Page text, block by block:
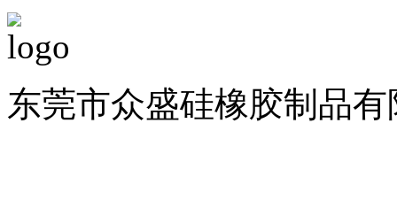
东莞市众盛硅橡胶制品